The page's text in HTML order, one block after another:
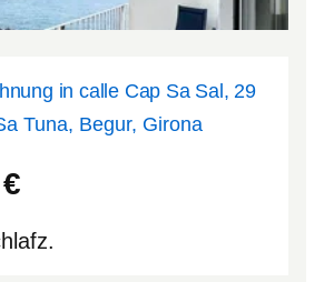
in calle Cap Sa Sal, 29
Tuna, Begur, Girona
€